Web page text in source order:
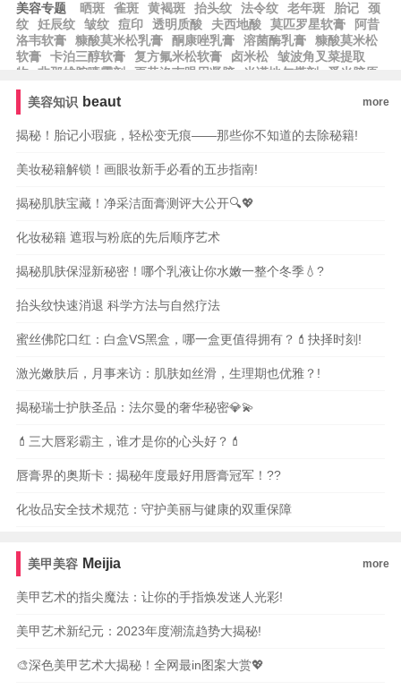
美容专题 晒斑 雀斑 黄褐斑 抬头纹 法令纹 老年斑 胎记
颈
纹
妊辰纹 皱纹 痘印 透明质酸 夫西地酸 莫匹罗星软膏
阿昔
洛韦软膏
糠酸莫米松乳膏 酮康唑乳膏 溶菌酶乳膏
糠酸莫米松
软膏
卡泊三醇软膏 复方氟米松软膏 卤米松
皱波角叉菜提取
物
非那雄胺喷雾剂 更昔洛韦眼用凝胶 米诺地尔搽剂
觅光胶原
炮
可
草莓籽油 玉龙茶香
露得清
美容知识 beaut more
揭秘！胎记小瑕疵，轻松变无痕——那些你不知道的去除秘籍!
美妆秘籍解锁！画眼妆新手必看的五步指南!
揭秘肌肤宝藏！净采洁面膏测评大公开🔍💖
化妆秘籍 遮瑕与粉底的先后顺序艺术
揭秘肌肤保湿新秘密！哪个乳液让你水嫩一整个冬季💧?
抬头纹快速消退 科学方法与自然疗法
蜜丝佛陀口红：白盒VS黑盒，哪一盒更值得拥有？💄抉择时刻!
激光嫩肤后，月事来访：肌肤如丝滑，生理期也优雅？!
揭秘瑞士护肤圣品：法尔曼的奢华秘密💎💫
💄三大唇彩霸主，谁才是你的心头好？💄
唇膏界的奥斯卡：揭秘年度最好用唇膏冠军！??
化妆品安全技术规范：守护美丽与健康的双重保障
美甲美容 Meijia more
美甲艺术的指尖魔法：让你的手指焕发迷人光彩!
美甲艺术新纪元：2023年度潮流趋势大揭秘!
🎨深色美甲艺术大揭秘！全网最in图案大赏💖